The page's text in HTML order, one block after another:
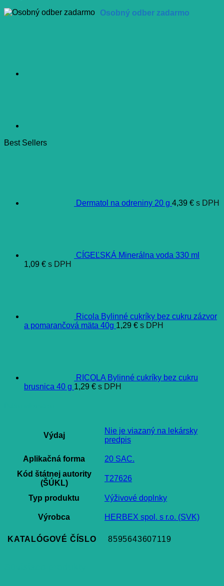
Osobný odber zadarmo
Best Sellers
Dermatol na odreniny 20 g 4,39 € s DPH
CÍGEĽSKÁ Minerálna voda 330 ml
1,09 € s DPH
Ricola Bylinné cukríky bez cukru zázvor
a pomarančová mäta 40g 1,29 € s DPH
RICOLA Bylinné cukríky bez cukru
brusnica 40 g 1,29 € s DPH
Výdaj
Nie je viazaný na lekársky
predpis
Aplikačná forma
20 SAC.
Kód štátnej autority
(ŠÚKL)
T27626
Typ produktu Výživové doplnky
Výrobca HERBEX spol. s r.o. (SVK)
KATALÓGOVÉ ČÍSLO 8595643607119